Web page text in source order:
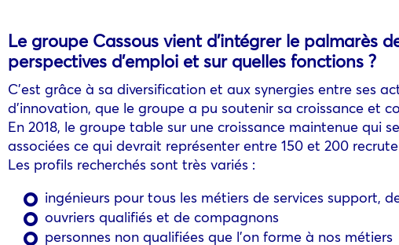
Le groupe Cassous vient d’intégrer le palmarès
perspectives d’emploi et sur quelles fonctions ?
C’est grâce à sa diversification et aux synergies entre ses
d’innovation, que le groupe a pu soutenir sa croissance et
En 2018, le groupe table sur une croissance maintenue qui
associées ce qui devrait représenter entre 150 et 200
Les profils recherchés sont très variés :
ingénieurs pour tous les métiers de services support,
ouvriers qualifiés et de compagnons
personnes non qualifiées que l’on forme à nos métiers